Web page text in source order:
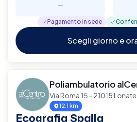
-
Pagamento in sede
Scegli giorno e
Poliambulatorio
Via Roma 15 - 21015
12.1 km
Ecografia Spalla